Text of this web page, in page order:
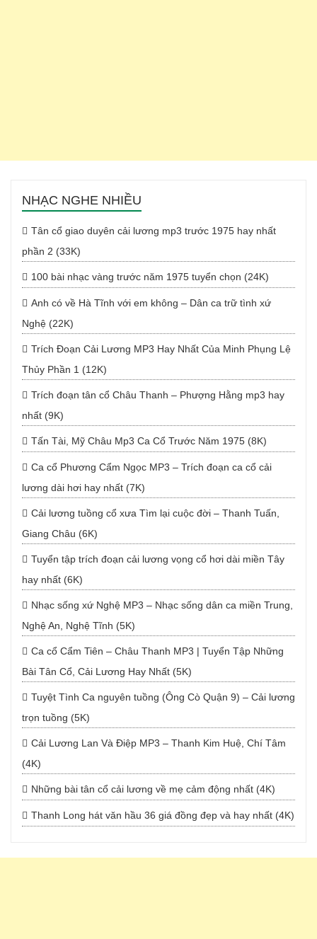
NHẠC NGHE NHIỀU
Tân cổ giao duyên cải lương mp3 trước 1975 hay nhất
phần 2 (33K)
100 bài nhạc vàng trước năm 1975 tuyển chọn (24K)
Anh có về Hà Tĩnh với em không – Dân ca trữ tình xứ
Nghệ (22K)
Trích Đoạn Cải Lương MP3 Hay Nhất Của Minh Phụng Lệ
Thủy Phần 1 (12K)
Trích đoạn tân cổ Châu Thanh – Phượng Hằng mp3 hay
nhất (9K)
Tấn Tài, Mỹ Châu Mp3 Ca Cổ Trước Năm 1975 (8K)
Ca cổ Phương Cẩm Ngọc MP3 – Trích đoạn ca cổ cải
lương dài hơi hay nhất (7K)
Cải lương tuồng cổ xưa Tìm lại cuộc đời – Thanh Tuấn,
Giang Châu (6K)
Tuyển tập trích đoạn cải lương vọng cổ hơi dài miền Tây
hay nhất (6K)
Nhạc sống xứ Nghệ MP3 – Nhạc sống dân ca miền Trung,
Nghệ An, Nghệ Tĩnh (5K)
Ca cổ Cẩm Tiên – Châu Thanh MP3 | Tuyển Tập Những
Bài Tân Cổ, Cải Lương Hay Nhất (5K)
Tuyệt Tình Ca nguyên tuồng (Ông Cò Quận 9) – Cải lương
trọn tuồng (5K)
Cải Lương Lan Và Điệp MP3 – Thanh Kim Huệ, Chí Tâm
(4K)
Những bài tân cổ cải lương về mẹ cảm động nhất (4K)
Thanh Long hát văn hầu 36 giá đồng đẹp và hay nhất (4K)